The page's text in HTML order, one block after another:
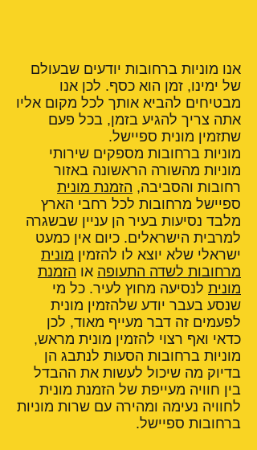
אנו מוניות ברחובות יודעים שבעולם
של ימינו, זמן הוא כסף. לכן אנו
מבטיחים להביא אותך לכל מקום אליו
אתה צריך להגיע בזמן, בכל פעם
שתזמין מונית ספיישל.
מוניות ברחובות מספקים שירותי
מוניות מהשורה הראשונה באזור
רחובות והסביבה, הזמנת מונית
ספיישל מרחובות לכל רחבי הארץ
מלבד נסיעות בעיר הן עניין שבשגרה
למרבית הישראלים. כיום אין כמעט
ישראלי שלא יוצא לו להזמין מונית
מרחובות לשדה התעופה או הזמנת
מונית לנסיעה מחוץ לעיר. כל מי
שנסע בעבר יודע שלהזמין מונית
לפעמים זה דבר מעייף מאוד, לכן
כדאי ואף רצוי להזמין מונית מראש,
מוניות ברחובות הסעות לנתבג הן
בדיוק מה שיכול לעשות את ההבדל
בין חוויה מעייפת של הזמנת מונית
לחוויה נעימה ומהירה עם שרות מוניות
ברחובות ספיישל.